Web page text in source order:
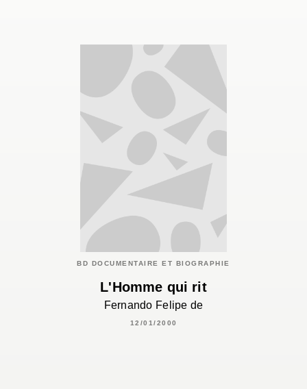
BD DOCUMENTAIRE ET BIOGRAPHIE
L'Homme qui rit
Fernando Felipe de
12/01/2000